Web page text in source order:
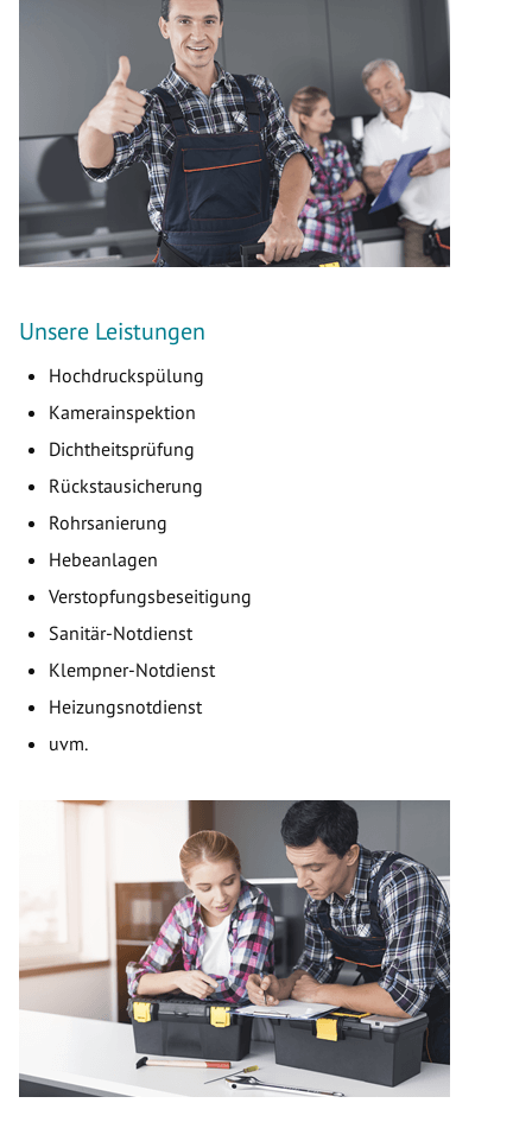
Unsere Leistungen
Hochdruckspülung
Kamerainspektion
Dichtheitsprüfung
Rückstausicherung
Rohrsanierung
Hebeanlagen
Verstopfungsbeseitigung
Sanitär-Notdienst
Klempner-Notdienst
Heizungsnotdienst
uvm.